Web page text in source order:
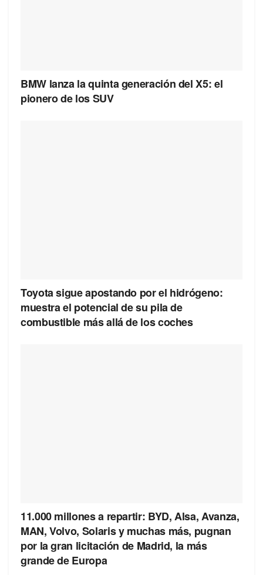
BMW lanza la quinta generación del X5: el
pionero de los SUV
Toyota sigue apostando por el hidrógeno:
muestra el potencial de su pila de
combustible más allá de los coches
11.000 millones a repartir: BYD, Alsa, Avanza,
MAN, Volvo, Solaris y muchas más, pugnan
por la gran licitación de Madrid, la más
grande de Europa